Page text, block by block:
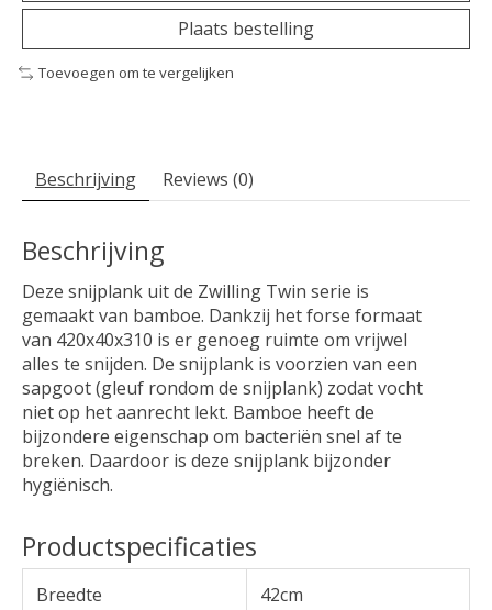
Plaats bestelling
Toevoegen om te vergelijken
Beschrijving Reviews (0)
Beschrijving
Deze snijplank uit de Zwilling Twin serie is
gemaakt van bamboe. Dankzij het forse formaat
van 420x40x310 is er genoeg ruimte om vrijwel
alles te snijden. De snijplank is voorzien van een
sapgoot (gleuf rondom de snijplank) zodat vocht
niet op het aanrecht lekt. Bamboe heeft de
bijzondere eigenschap om bacteriën snel af te
breken. Daardoor is deze snijplank bijzonder
hygiënisch.
Productspecificaties
Breedte 42cm